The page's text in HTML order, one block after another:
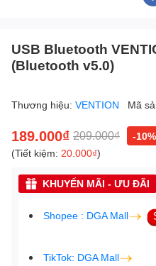
USB Bluetooth
(Bluetooth v5.0)
Thương hiệu: VENTION Mã
189.000₫ 209.000₫
-10%
(Tiết kiệm: 20.000₫)
KHUYẾN MÃI - ƯU ĐÃI
Shopee : DGA Mall
TikTok: DGA Mall